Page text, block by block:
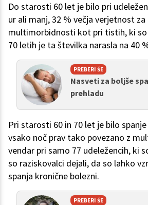
Do starosti 60 let je bilo pri
ur ali manj, 32 % večja verjetnost za
multimorbidnosti kot pri tistih, ki so
70 letih je ta številka narasla na 40
PREBERI ŠE
Nasveti za boljše
prehladu
Pri starosti 60 in 70 let je bilo
vsako noč prav tako povezano z
vendar pri samo 77 udeležencih, ki
so raziskovalci dejali, da so lahko
spanja kronične bolezni.
PREBERI ŠE